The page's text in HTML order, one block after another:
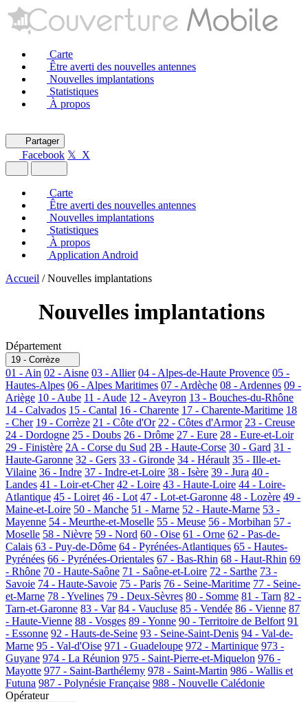
Carte
Être averti des nouvelles antennes
Nouvelles implantations
Statistiques
À propos
Partager
Facebook 𝕏 X
Carte
Être averti des nouvelles antennes
Nouvelles implantations
Statistiques
À propos
Application Android
Accueil / Nouvelles implantations
Nouvelles implantations
Département
19 - Corrèze
01 - Ain 02 - Aisne 03 - Allier 04 - Alpes-de-Haute Provence 05 -
Hautes-Alpes 06 - Alpes Maritimes 07 - Ardèche 08 - Ardennes 09 -
Ariège 10 - Aube 11 - Aude 12 - Aveyron 13 - Bouches-du-Rhône
14 - Calvados 15 - Cantal 16 - Charente 17 - Charente-Maritime 18
- Cher 19 - Corrèze 21 - Côte d'Or 22 - Côtes d'Armor 23 - Creuse
24 - Dordogne 25 - Doubs 26 - Drôme 27 - Eure 28 - Eure-et-Loir
29 - Finistère 2A - Corse du Sud 2B - Haute-Corse 30 - Gard 31 -
Haute-Garonne 32 - Gers 33 - Gironde 34 - Hérault 35 - Ille-et-
Vilaine 36 - Indre 37 - Indre-et-Loire 38 - Isère 39 - Jura 40 -
Landes 41 - Loir-et-Cher 42 - Loire 43 - Haute-Loire 44 - Loire-
Atlantique 45 - Loiret 46 - Lot 47 - Lot-et-Garonne 48 - Lozère 49 -
Maine-et-Loire 50 - Manche 51 - Marne 52 - Haute-Marne 53 -
Mayenne 54 - Meurthe-et-Moselle 55 - Meuse 56 - Morbihan 57 -
Moselle 58 - Nièvre 59 - Nord 60 - Oise 61 - Orne 62 - Pas-de-
Calais 63 - Puy-de-Dôme 64 - Pyrénées-Atlantiques 65 - Hautes-
Pyrénées 66 - Pyrénées-Orientales 67 - Bas-Rhin 68 - Haut-Rhin 69
- Rhône 70 - Haute-Saône 71 - Saône-et-Loire 72 - Sarthe 73 -
Savoie 74 - Haute-Savoie 75 - Paris 76 - Seine-Maritime 77 - Seine-
et-Marne 78 - Yvelines 79 - Deux-Sèvres 80 - Somme 81 - Tarn 82 -
Tarn-et-Garonne 83 - Var 84 - Vaucluse 85 - Vendée 86 - Vienne 87
- Haute-Vienne 88 - Vosges 89 - Yonne 90 - Territoire de Belfort 91
- Essonne 92 - Hauts-de-Seine 93 - Seine-Saint-Denis 94 - Val-de-
Marne 95 - Val-d'Oise 971 - Guadeloupe 972 - Martinique 973 -
Guyane 974 - La Réunion 975 - Saint-Pierre-et-Miquelon 976 -
Mayotte 977 - Saint-Barthélemy 978 - Saint-Martin 986 - Wallis et
Futuna 987 - Polynésie Française 988 - Nouvelle Calédonie
Opérateur